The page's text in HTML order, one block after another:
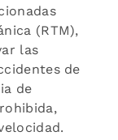
(RTM),
las
de
de